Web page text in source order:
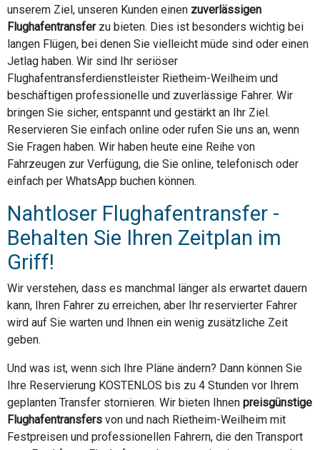
unserem Ziel, unseren Kunden einen zuverlässigen
Flughafentransferzu bieten. Dies ist besonders wichtig bei
langen Flügen, bei denen Sie vielleicht müde sind oder einen
Jetlag haben. Wir sind Ihr seriöser
Flughafentransferdienstleister Rietheim-Weilheim und
beschäftigen professionelle und zuverlässige Fahrer. Wir
bringen Sie sicher, entspannt und gestärkt an Ihr Ziel.
Reservieren Sie einfach online oder rufen Sie uns an, wenn
Sie Fragen haben. Wir haben heute eine Reihe von
Fahrzeugen zur Verfügung, die Sie online, telefonisch oder
einfach per WhatsApp buchen können.
Nahtloser Flughafentransfer -
Behalten Sie Ihren Zeitplan im
Griff!
Wir verstehen, dass es manchmal länger als erwartet dauern
kann, Ihren Fahrer zu erreichen, aber Ihr reservierter Fahrer
wird auf Sie warten und Ihnen ein wenig zusätzliche Zeit
geben.
Und was ist, wenn sich Ihre Pläne ändern? Dann können Sie
Ihre Reservierung KOSTENLOS bis zu 4 Stunden vor Ihrem
geplanten Transfer stornieren. Wir bieten Ihnen preisgünstige
Flughafentransfers von und nach Rietheim-Weilheim mit
Festpreisen und professionellen Fahrern, die den Transport